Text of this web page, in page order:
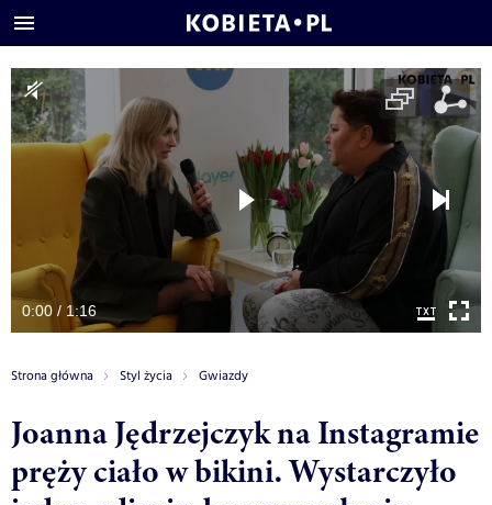
0:00 / 1:16
Strona główna Styl życia Gwiazdy
Joanna Jędrzejczyk na Instagramie
pręży ciało w bikini. Wystarczyło